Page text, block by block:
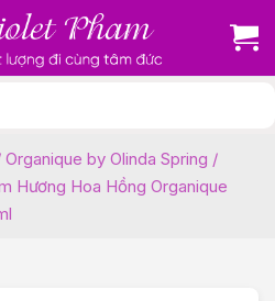
Organique by Olinda Spring /
Hương Hoa Hồng Organique